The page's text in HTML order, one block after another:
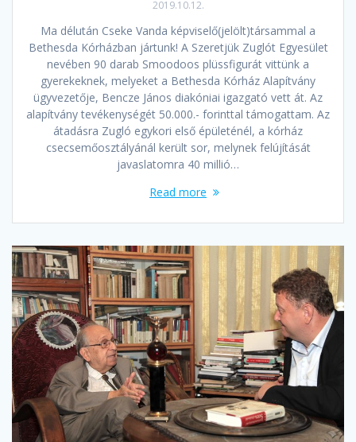
2019.10.12.
Ma délután Cseke Vanda képviselő(jelölt)társammal a
Bethesda Kórházban jártunk! A Szeretjük Zuglót Egyesület
nevében 90 darab Smoodoos plüssfigurát vittünk a
gyerekeknek, melyeket a Bethesda Kórház Alapítvány
ügyvezetője, Bencze János diakóniai igazgató vett át. Az
alapítvány tevékenységét 50.000.- forinttal támogattam. Az
átadásra Zugló egykori első épületénél, a kórház
csecsemőosztályánál került sor, melynek felújítását
javaslatomra 40 millió…
Read more